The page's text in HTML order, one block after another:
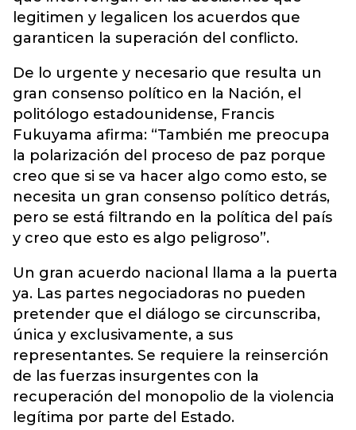
legitimen y legalicen los acuerdos que
garanticen la superación del conflicto.
De lo urgente y necesario que resulta un
gran consenso político en la Nación, el
politólogo estadounidense, Francis
Fukuyama afirma: “También me preocupa
la polarización del proceso de paz porque
creo que si se va hacer algo como esto, se
necesita un gran consenso político detrás,
pero se está filtrando en la política del país
y creo que esto es algo peligroso”.
Un gran acuerdo nacional llama a la puerta
ya. Las partes negociadoras no pueden
pretender que el diálogo se circunscriba,
única y exclusivamente, a sus
representantes. Se requiere la reinserción
de las fuerzas insurgentes con la
recuperación del monopolio de la violencia
legítima por parte del Estado.